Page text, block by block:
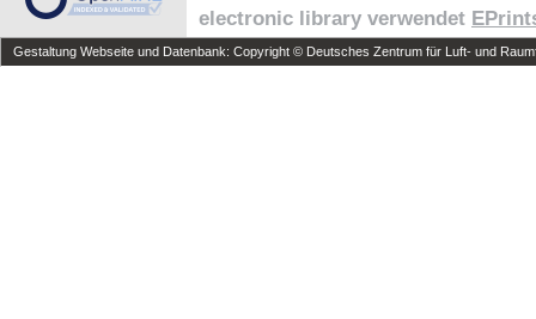
electronic library verwendet
Gestaltung Webseite und Datenbank: Copyright © Deutsches Zentrum für Luft- und